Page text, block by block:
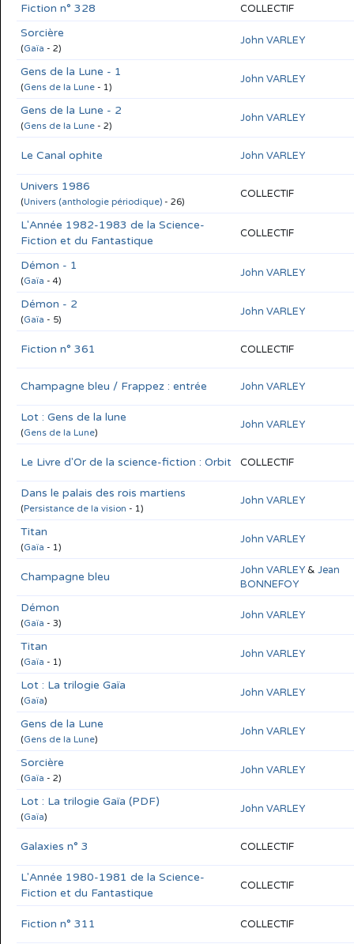
Fiction n° 328 COLLECTIF
Sorcière
(Gaïa - 2)
John VARLEY
Gens de la Lune - 1
(Gens de la Lune - 1)
John VARLEY
Gens de la Lune - 2
(Gens de la Lune - 2)
John VARLEY
Le Canal ophite John VARLEY
Univers 1986
(Univers (anthologie périodique) - 26)
COLLECTIF
L'Année 1982-1983 de la Science-
Fiction et du Fantastique
COLLECTIF
Démon - 1
(Gaïa - 4)
John VARLEY
Démon - 2
(Gaïa - 5)
John VARLEY
Fiction n° 361 COLLECTIF
Champagne bleu / Frappez : entrée John VARLEY
Lot : Gens de la lune
(Gens de la Lune)
John VARLEY
Le Livre d'Or de la science-fiction : Orbit COLLECTIF
Dans le palais des rois martiens
(Persistance de la vision - 1)
John VARLEY
Titan
(Gaïa - 1)
John VARLEY
Champagne bleu John VARLEY& Jean
BONNEFOY
Démon
(Gaïa - 3)
John VARLEY
Titan
(Gaïa - 1)
John VARLEY
Lot : La trilogie Gaïa
(Gaïa)
John VARLEY
Gens de la Lune
(Gens de la Lune)
John VARLEY
Sorcière
(Gaïa - 2)
John VARLEY
Lot : La trilogie Gaïa (PDF)
(Gaïa)
John VARLEY
Galaxies n° 3 COLLECTIF
L'Année 1980-1981 de la Science-
Fiction et du Fantastique
COLLECTIF
Fiction n° 311 COLLECTIF